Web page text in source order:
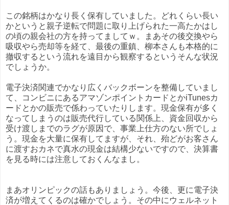
この銘柄はかなり長く保有していました。どれくらい長い
かというと親子逆転で問題に取り上げられた一高たかはし
の頃の親会社の方を持ってましてｗ。まあその後交換やら
吸収やら売却等を経て、最後の重鎮、柳本さんも本格的に
撤収するという流れを遠目から観察するというそんな状況
でしょうか。
電子決済関連でかなり広くバックボーンを整備していまし
て、コンビニにあるアマゾンポイントカードとかiTunesカ
ードとかの販売で係わっていたりします。現金保有が多く
なってしまうのは販売代行している関係上、資金回収から
受け渡しまでのラグが原因で、事業上仕方のない所でしょ
う。現金を大量に保有してますが、それ、殆どがお客さん
に渡すおカネで真水の現金は結構少ないですので、決算書
を見る時には注意しておくんなまし。
まあオリンピックの話もありましょう。今後、更に電子決
済が増えてくるのは確かでしょう。その中にウェルネット